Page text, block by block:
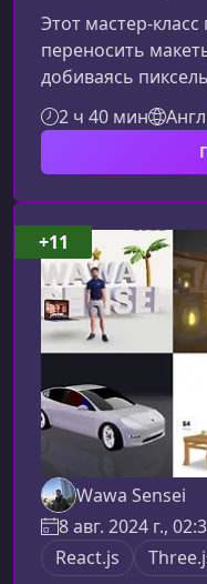
Этот
переносить
добиваясь
полной
кодом. Материал
вы шаг за шагом
использовать
и Tailwind, а также
анимированные
ходе
2 ч 40 мин
Wawa Sensei
8 авг. 2024 г.,
React.js
+11